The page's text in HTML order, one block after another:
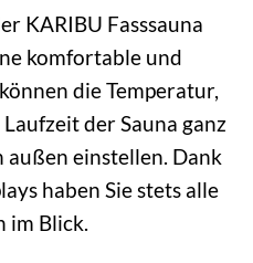
KARIBU Fasssauna
komfortable und
die Temperatur,
der Sauna ganz
außen einstellen. Dank
haben Sie stets alle
im Blick.